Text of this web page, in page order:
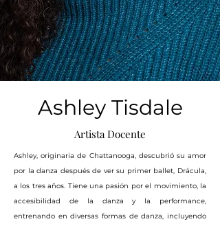
Ashley Tisdale
Artista Docente
Ashley, originaria de Chattanooga, descubrió su amor
por la danza después de ver su primer ballet, Drácula,
a los tres años. Tiene una pasión por el movimiento, la
accesibilidad de la danza y la performance,
entrenando en diversas formas de danza, incluyendo